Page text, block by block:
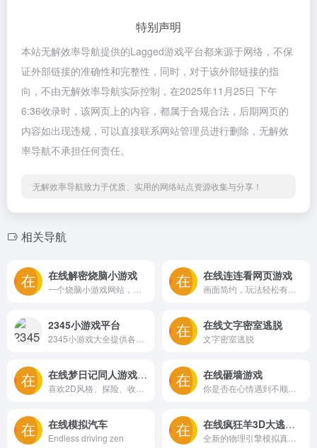
特别声明
本站无解效率导航提供的Lagged游戏平台都来源于网络，不保
证外部链接的准确性和完整性，同时，对于该外部链接的指
向，不由无解效率导航实际控制，在2025年11月25日 下午
6:36收录时，该网页上的内容，都属于合规合法，后期网页的
内容如出现违规，可以直接联系网站管理员进行删除，无解效
率导航不承担任何责任。
无解效率导航致力于优质、实用的网络站点资源收集与分享！
相关导航
在线解密烧脑小游戏 在线连连看网页游戏
2345小游戏平台 在线文字密室逃脱
文字密室逃脱
在线梦日记同人游戏大全-YNOproject 在线砸墙游戏
在线模拟汽车
Endless driving zen
在线疯狂羊3D大逃杀-Crazy Cattle 3D